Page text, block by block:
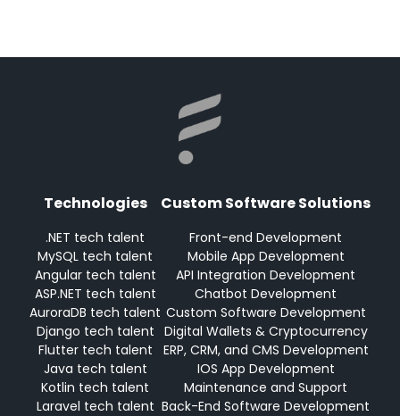
Technologies
.NET tech talent
MySQL tech talent
Angular tech talent
ASP.NET tech talent
AuroraDB tech talent
Django tech talent
Flutter tech talent
Java tech talent
Kotlin tech talent
Laravel tech talent
Custom Software Solutions
Front-end Development
Mobile App Development
API Integration Development
Chatbot Development
Custom Software Development
Digital Wallets & Cryptocurrency
ERP, CRM, and CMS Development
IOS App Development
Maintenance and Support
Back-End Software Development